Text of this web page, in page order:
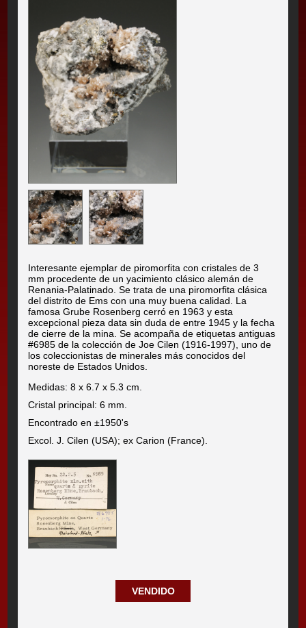
Interesante ejemplar de piromorfita con cristales de 3
mm procedente de un yacimiento clásico alemán de
Renania-Palatinado. Se trata de una piromorfita clásica
del distrito de Ems con una muy buena calidad. La
famosa Grube Rosenberg cerró en 1963 y esta
excepcional pieza data sin duda de entre 1945 y la fecha
de cierre de la mina. Se acompaña de etiquetas antiguas
#6985 de la colección de Joe Cilen (1916-1997), uno de
los coleccionistas de minerales más conocidos del
noreste de Estados Unidos.
Medidas: 8 x 6.7 x 5.3 cm.
Cristal principal: 6 mm.
Encontrado en ±1950's
Excol. J. Cilen (USA); ex Carion (France).
VENDIDO